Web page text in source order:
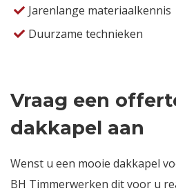
Jarenlange materiaalkennis
Duurzame technieken
Vraag een
dakkapel aan
Wenst u een mooie dakkapel
BH Timmerwerken dit voor u